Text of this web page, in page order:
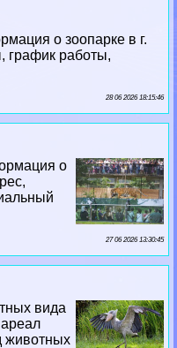
о зоопарке в г.
график работы,
28 06 2026 18:15:46
о
27 06 2026 13:30:45
вида
животных